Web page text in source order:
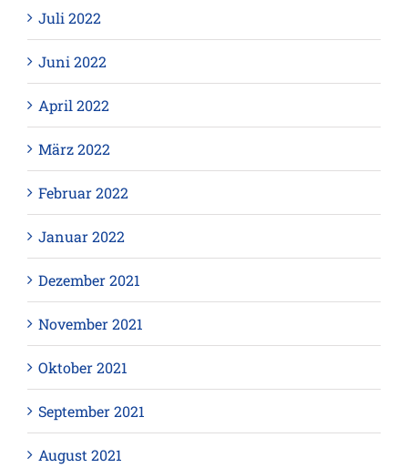
Juli 2022
Juni 2022
April 2022
März 2022
Februar 2022
Januar 2022
Dezember 2021
November 2021
Oktober 2021
September 2021
August 2021